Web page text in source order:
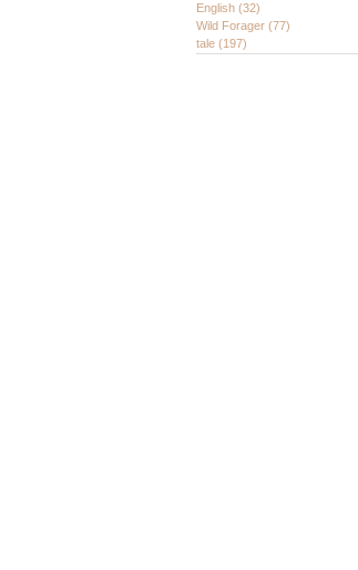
English (32)
Wild Forager (77)
tale (197)